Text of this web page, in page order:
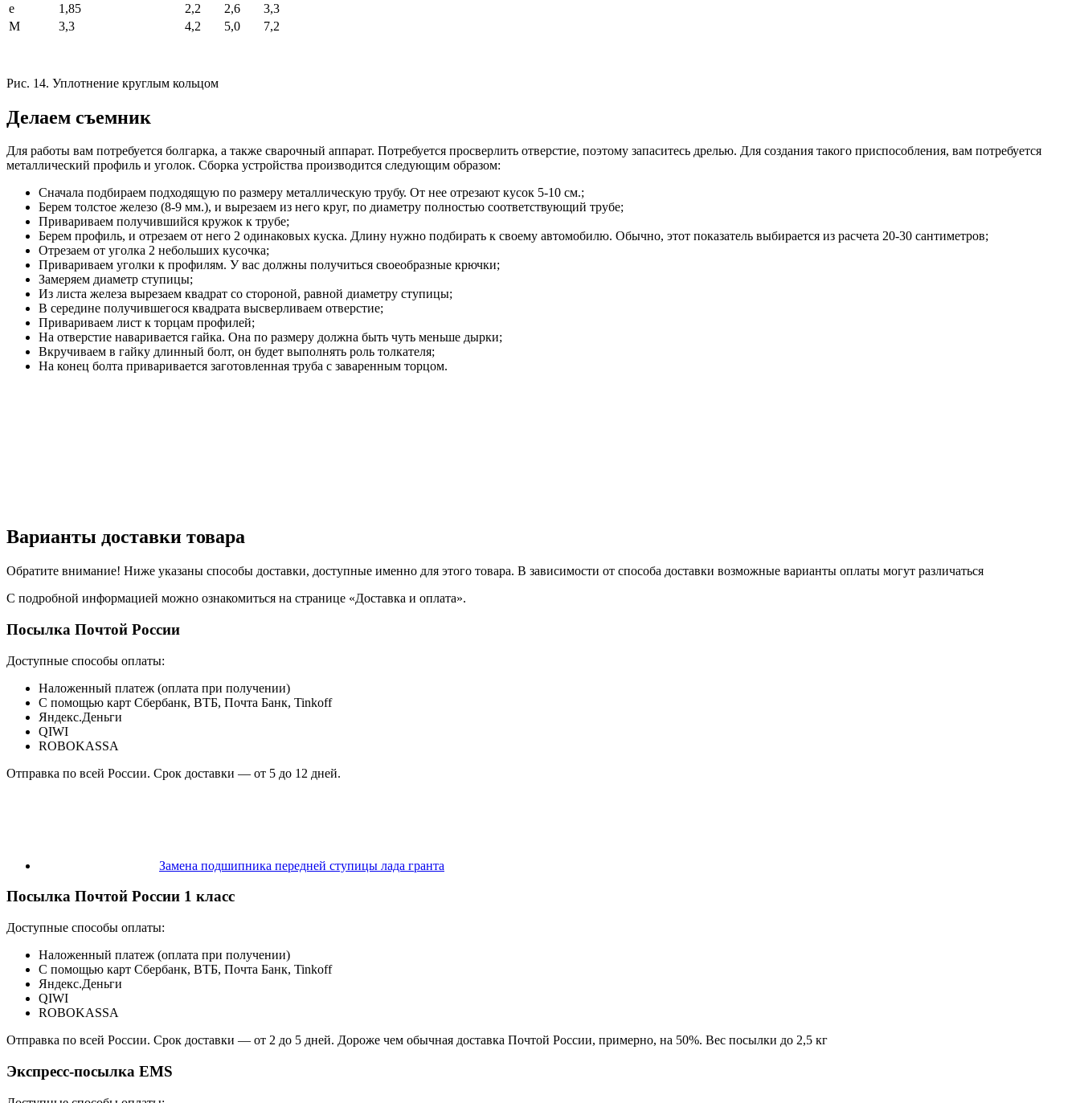
е
1,85 2,2 2,6
3,3
М
3,3 4,2 5,0 7,2
Рис. 14. Уплотнение круглым кольцом
Делаем съемник
Для работы вам потребуется болгарка, а также сварочный аппарат. Потребуется просверлить отверстие, поэтому запаситесь дрелью. Для создания такого приспособления, вам потребуется
металлический профиль и уголок. Сборка устройства производится следующим образом:
Сначала подбираем подходящую по размеру металлическую трубу. От нее отрезают кусок 5-10 см.;
Берем толстое железо (8-9 мм.), и вырезаем из него круг, по диаметру полностью соответствующий трубе;
Привариваем получившийся кружок к трубе;
Берем профиль, и отрезаем от него 2 одинаковых куска. Длину нужно подбирать к своему автомобилю. Обычно, этот показатель выбирается из расчета 20-30 сантиметров;
Отрезаем от уголка 2 небольших кусочка;
Привариваем уголки к профилям. У вас должны получиться своеобразные крючки;
Замеряем диаметр ступицы;
Из листа железа вырезаем квадрат со стороной, равной диаметру ступицы;
В середине получившегося квадрата высверливаем отверстие;
Привариваем лист к торцам профилей;
На отверстие наваривается гайка. Она по размеру должна быть чуть меньше дырки;
Вкручиваем в гайку длинный болт, он будет выполнять роль толкателя;
На конец болта приваривается заготовленная труба с заваренным торцом.
Варианты доставки товара
Обратите внимание! Ниже указаны способы доставки, доступные именно для этого товара. В зависимости от способа доставки возможные варианты оплаты могут различаться
С подробной информацией можно ознакомиться на странице «Доставка и оплата».
Посылка Почтой России
Доступные способы оплаты:
Наложенный платеж (оплата при получении)
С помощью карт Сбербанк, ВТБ, Почта Банк, Tinkoff
Яндекс.Деньги
QIWI
ROBOKASSA
Отправка по всей России. Срок доставки — от 5 до 12 дней.
Замена подшипника передней ступицы лада гранта
Посылка Почтой России 1 класс
Доступные способы оплаты:
Наложенный платеж (оплата при получении)
С помощью карт Сбербанк, ВТБ, Почта Банк, Tinkoff
Яндекс.Деньги
QIWI
ROBOKASSA
Отправка по всей России. Срок доставки — от 2 до 5 дней. Дороже чем обычная доставка Почтой России, примерно, на 50%. Вес посылки до 2,5 кг
Экспресс-посылка EMS